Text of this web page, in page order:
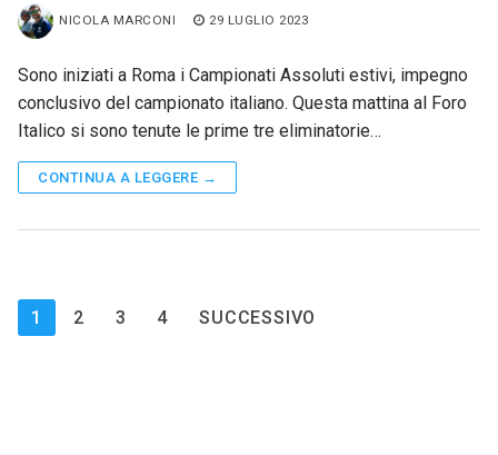
NICOLA MARCONI 29 LUGLIO 2023
Sono iniziati a Roma i Campionati Assoluti estivi, impegno
conclusivo del campionato italiano. Questa mattina al Foro
Italico si sono tenute le prime tre eliminatorie…
CONTINUA A LEGGERE →
Paginazione
degli
1 2 3 4 SUCCESSIVO